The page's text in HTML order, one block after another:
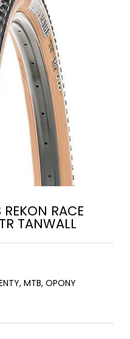
RACE
TANWALL
, MTB, OPONY